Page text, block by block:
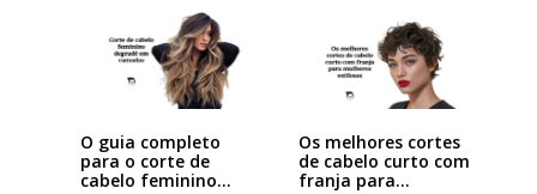
O guia completo
para o corte de
cabelo feminino…
Os melhores cortes
de cabelo curto com
franja para…